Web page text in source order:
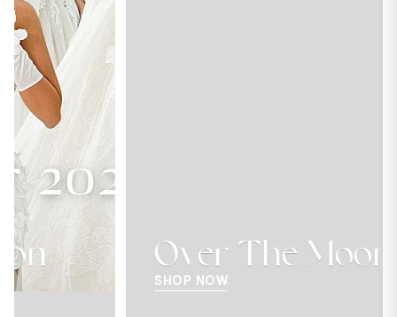
Over The Moon
SHOP NOW